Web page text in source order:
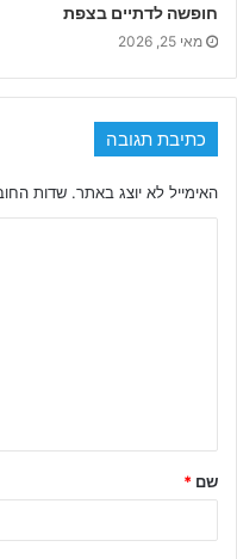
חופשה לדתיים בצפת
מאי 25, 2026
כתיבת תגובה
האימייל לא יוצג באתר. שדות
שם *